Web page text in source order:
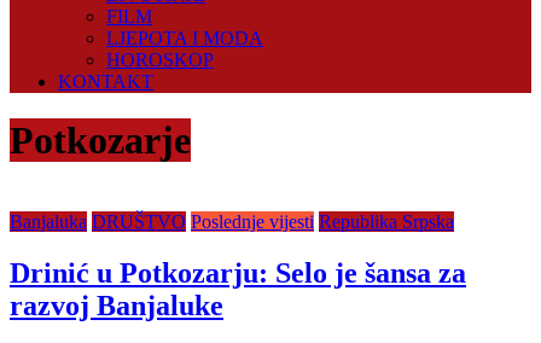
FILM
LJEPOTA I MODA
HOROSKOP
KONTAKT
Potkozarje
Banjaluka DRUŠTVO Poslednje vijesti Republika Srpska
Drinić u Potkozarju: Selo je šansa za
razvoj Banjaluke